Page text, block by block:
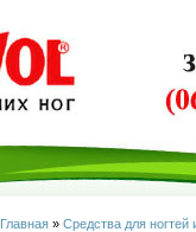
Главная » Средства для ногтей